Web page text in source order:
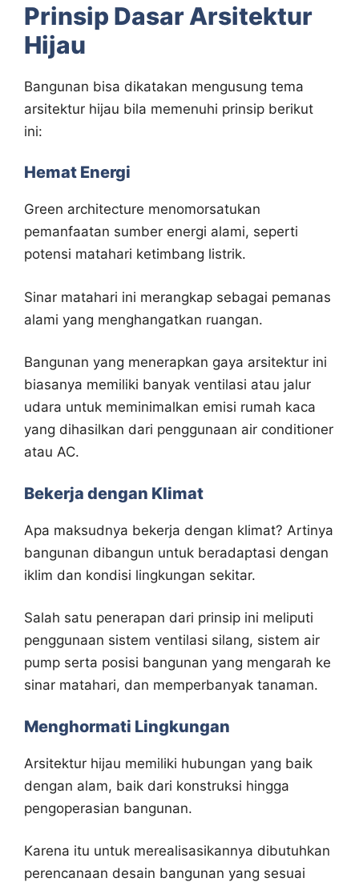
Prinsip Dasar Arsitektur
Hijau
Bangunan bisa dikatakan mengusung tema
arsitektur hijau bila memenuhi prinsip berikut
ini:
Hemat Energi
Green architecture menomorsatukan
pemanfaatan sumber energi alami, seperti
potensi matahari ketimbang listrik.
Sinar matahari ini merangkap sebagai pemanas
alami yang menghangatkan ruangan.
Bangunan yang menerapkan gaya arsitektur ini
biasanya memiliki banyak ventilasi atau jalur
udara untuk meminimalkan emisi rumah kaca
yang dihasilkan dari penggunaan air conditioner
atau AC.
Bekerja dengan Klimat
Apa maksudnya bekerja dengan klimat? Artinya
bangunan dibangun untuk beradaptasi dengan
iklim dan kondisi lingkungan sekitar.
Salah satu penerapan dari prinsip ini meliputi
penggunaan sistem ventilasi silang, sistem air
pump serta posisi bangunan yang mengarah ke
sinar matahari, dan memperbanyak tanaman.
Menghormati Lingkungan
Arsitektur hijau memiliki hubungan yang baik
dengan alam, baik dari konstruksi hingga
pengoperasian bangunan.
Karena itu untuk merealisasikannya dibutuhkan
perencanaan desain bangunan yang sesuai